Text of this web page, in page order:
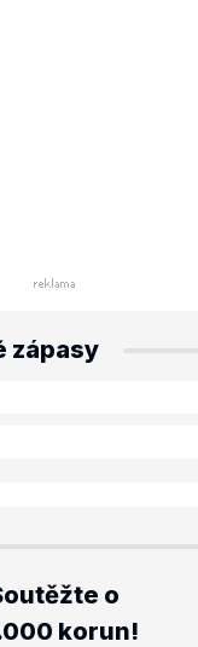
zápasy
o
korun!